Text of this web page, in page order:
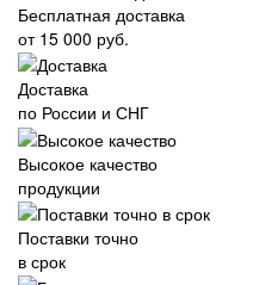
Бесплатная доставка
от 15 000 руб.
Доставка
по России и СНГ
Высокое качество
продукции
Поставки точно
в срок